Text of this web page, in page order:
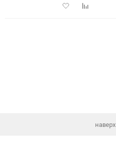
ДобавитьДобавить
наверх